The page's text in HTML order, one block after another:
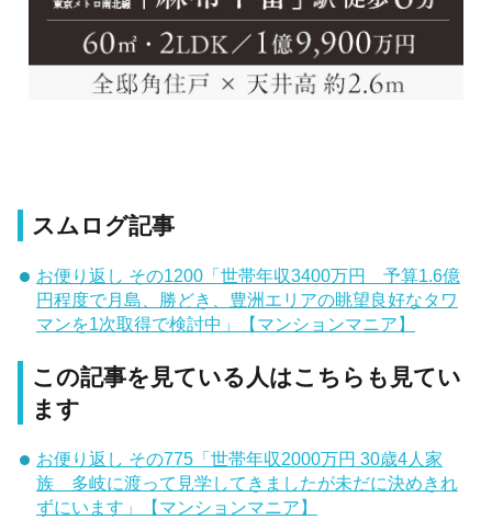
スムログ記事
お便り返し その1200「世帯年収3400万円 予算1.6億
円程度で月島、勝どき、豊洲エリアの眺望良好なタワ
マンを1次取得で検討中」【マンションマニア】
この記事を見ている人はこちらも見てい
ます
お便り返し その775「世帯年収2000万円 30歳4人家
族 多岐に渡って見学してきましたが未だに決めきれ
ずにいます」【マンションマニア】